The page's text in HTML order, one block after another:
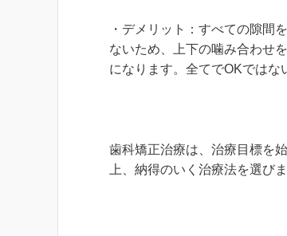
・デメリット：すべての隙
ないため、上下の噛み合わせ
になります。全てでOKではな
歯科矯正治療は、治療目標を
上、納得のいく治療法を選び